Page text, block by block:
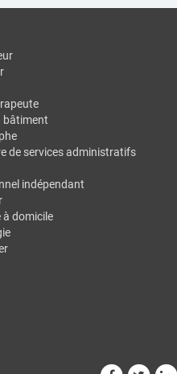
bâtiment
de services administratifs
indépendant
à domicile